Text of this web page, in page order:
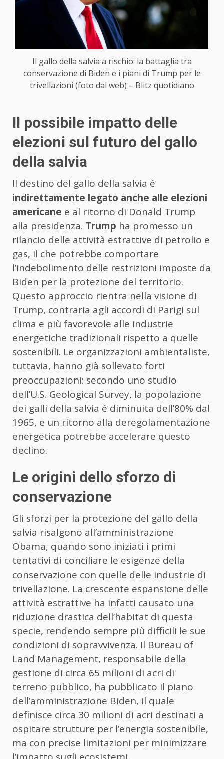
Il gallo della salvia a rischio: la battaglia tra
conservazione di Biden e i piani di Trump per le
trivellazioni (foto dal web) – Blitz quotidiano
Il possibile impatto delle
elezioni sul futuro del gallo
della salvia
Il destino del gallo della salvia è
indirettamente legato anche alle elezioni
americane e al ritorno di Donald Trump
alla presidenza. Trump ha promesso un
rilancio delle attività estrattive di petrolio e
gas, il che potrebbe comportare
l’indebolimento delle restrizioni imposte da
Biden per la protezione del territorio.
Questo approccio rientra nella visione di
Trump, contraria agli accordi di Parigi sul
clima e più favorevole alle industrie
energetiche tradizionali rispetto a quelle
sostenibili. Le organizzazioni ambientaliste,
tuttavia, hanno già sollevato forti
preoccupazioni: secondo uno studio
dell’U.S. Geological Survey, la popolazione
dei galli della salvia è diminuita dell’80% dal
1965, e un ritorno alla deregolamentazione
energetica potrebbe accelerare questo
declino.
Le origini dello sforzo di
conservazione
Gli sforzi per la protezione del gallo della
salvia risalgono all’amministrazione
Obama, quando sono iniziati i primi
tentativi di conciliare le esigenze della
conservazione con quelle delle industrie di
trivellazione. La crescente espansione delle
attività estrattive ha infatti causato una
riduzione drastica dell’habitat di questa
specie, rendendo sempre più difficili le sue
condizioni di sopravvivenza. Il Bureau of
Land Management, responsabile della
gestione di circa 65 milioni di acri di
terreno pubblico, ha pubblicato il piano
dell’amministrazione Biden, il quale
definisce circa 30 milioni di acri destinati a
ospitare strutture per l’energia sostenibile,
ma con precise limitazioni per minimizzare